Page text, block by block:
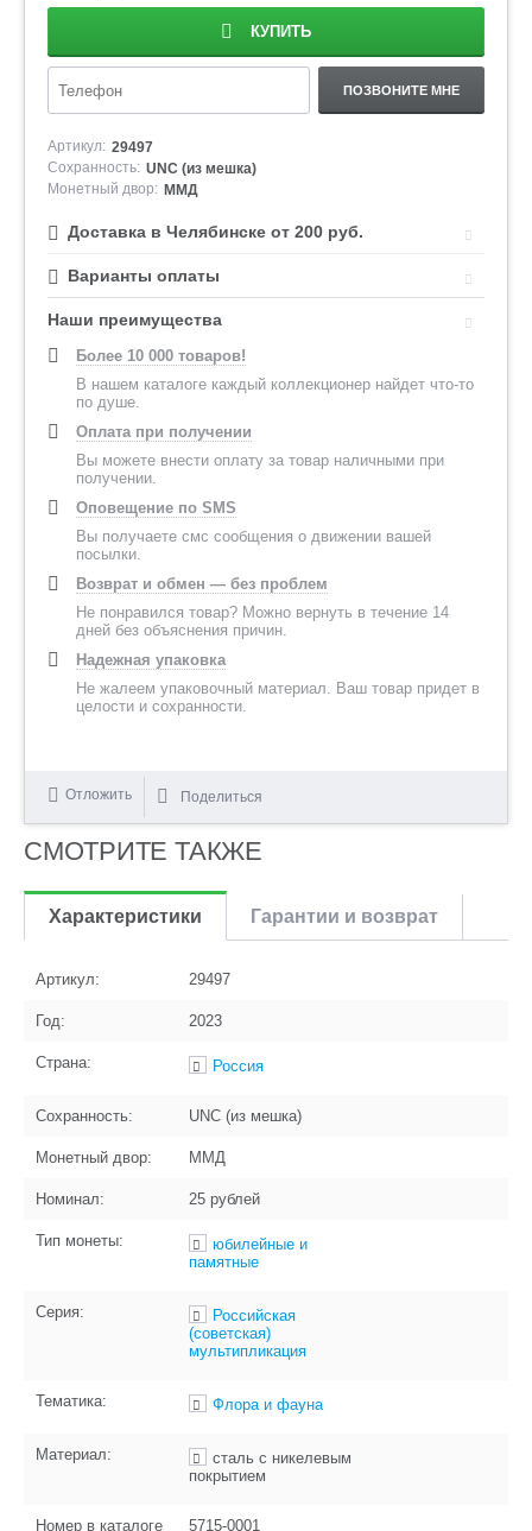
КУПИТЬ
ПОЗВОНИТЕ МНЕ
Артикул: 29497
Сохранность: UNC (из мешка)
Монетный двор: ММД
Доставка в Челябинске от 200 руб.
Варианты оплаты
Наши преимущества
Более 10 000 товаров!
В нашем каталоге каждый коллекционер найдет что-то
по душе.
Оплата при получении
Вы можете внести оплату за товар наличными при
получении.
Оповещение по SMS
Вы получаете смс сообщения о движении вашей
посылки.
Возврат и обмен — без проблем
Не понравился товар? Можно вернуть в течение 14
дней без объяснения причин.
Надежная упаковка
Не жалеем упаковочный материал. Ваш товар придет в
целости и сохранности.
Отложить Поделиться
СМОТРИТЕ ТАКЖЕ
Характеристики Гарантии и возврат
Артикул: 29497
Год: 2023
Страна: Россия
Сохранность: UNC (из мешка)
Монетный двор: ММД
Номинал: 25 рублей
Тип монеты:
юбилейные и
памятные
Серия:
Российская
(советская)
мультипликация
Тематика: Флора и фауна
Материал:
сталь с никелевым
покрытием
Номер в каталоге 5715-0001